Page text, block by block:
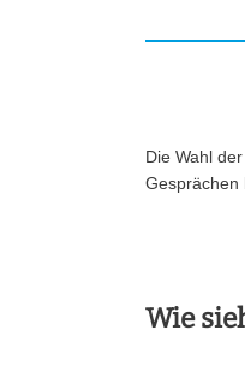
Die Wahl
Gesprächen
Wie